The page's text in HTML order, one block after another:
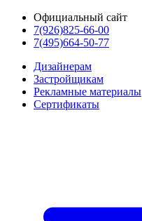
Официальный сайт
7(926)825-66-00
7(495)664-50-77
Дизайнерам
Застройщикам
Рекламные материалы
Сертификаты